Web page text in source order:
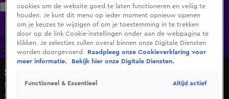
Zoeken
HomeUitzending Gemist Programma's De Bondgenoten
OranjezomerLivestreamsShop
Steenrijk, Straatarm
Seizoen 7, aflevering 8
23 feb 2022, 20:30
cookies om de website goed te laten functioneren en veilig te
houden. Je kunt dit menu op ieder moment opnieuw openen
om je keuzes te wijzigen of om je toestemming in te trekken
door op de link Cookie-instellingen onder aan de webpagina te
klikken. Je selecties zullen overal binnen onze Digitale Diensten
worden doorgevoerd.
Raadpleeg onze Cookieverklaring voor
meer informatie.
Bekijk hier onze Digitale Diensten.
Functioneel & Essentieel Altijd actief